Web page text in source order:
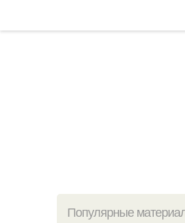
Популярные